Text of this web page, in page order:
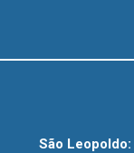
São Leopoldo: